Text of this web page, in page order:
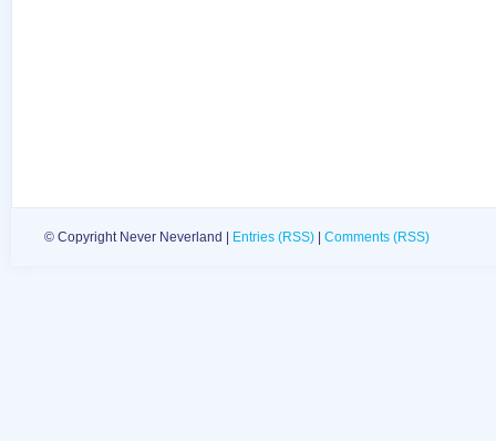
© Copyright Never Neverland | Entries (RSS) Comments (RSS)